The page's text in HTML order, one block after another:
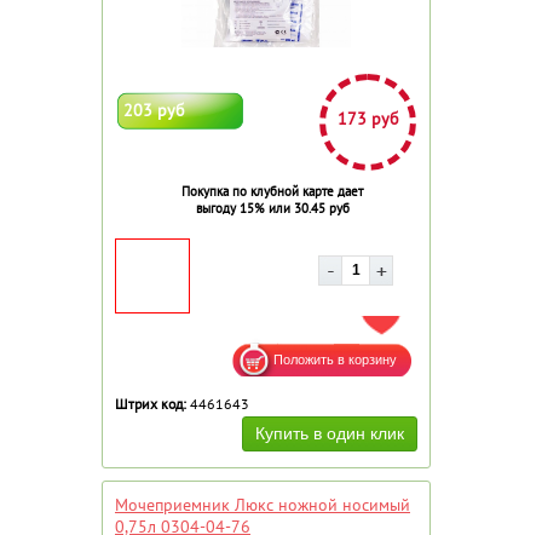
203 руб 173 руб
Покупка по клубной карте дает
выгоду 15% или 30.45 руб
ДОБАВИТЬ В ИЗБРАННОЕ
Штрих код: 4461643
Мочеприемник Люкс ножной носимый
0,75л 0304-04-76